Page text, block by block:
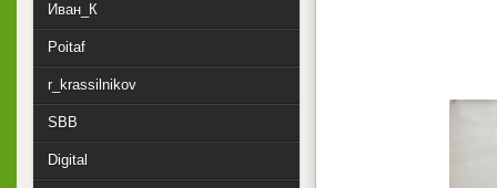
Иван_К
Poitaf
r_krassilnikov
SBB
Digital